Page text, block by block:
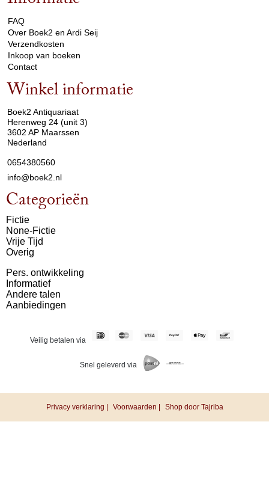
FAQ
Over Boek2 en Ardi Seij
Verzendkosten
Inkoop van boeken
Contact
Winkel informatie
Boek2 Antiquariaat
Herenweg 24 (unit 3)
3602 AP Maarssen
Nederland
0654380560
info@boek2.nl
Categorieën
Fictie
None-Fictie
Vrije Tijd
Overig
Pers. ontwikkeling
Informatief
Andere talen
Aanbiedingen
Veilig betalen via
Snel geleverd via
Privacy verklaring | Voorwaarden | Shop door Tajriba